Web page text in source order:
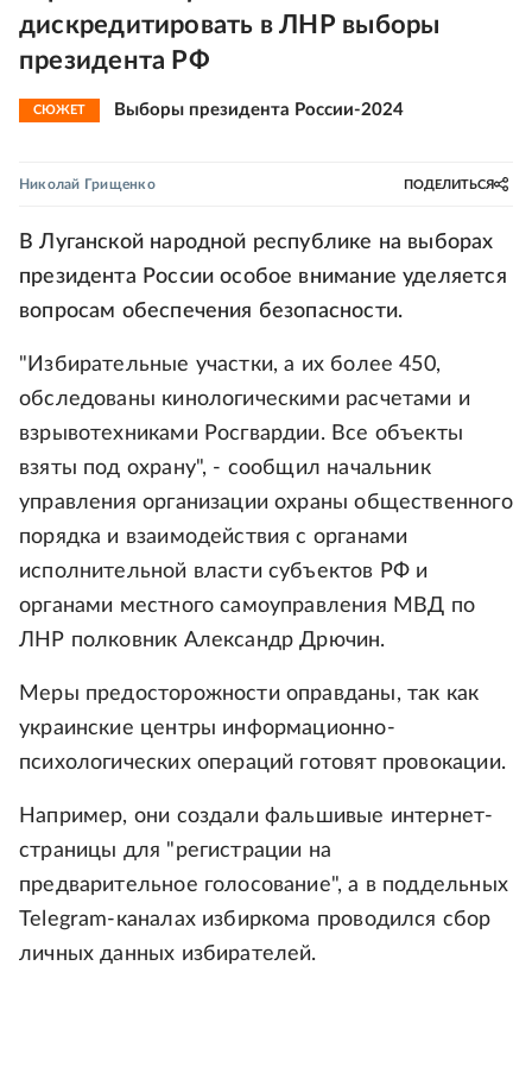
дискредитировать в ЛНР выборы
президента РФ
СЮЖЕТ Выборы президента России-2024
Николай Грищенко ПОДЕЛИТЬСЯ
В Луганской народной республике на выборах
президента России особое внимание уделяется
вопросам обеспечения безопасности.
"Избирательные участки, а их более 450,
обследованы кинологическими расчетами и
взрывотехниками Росгвардии. Все объекты
взяты под охрану", - сообщил начальник
управления организации охраны общественного
порядка и взаимодействия с органами
исполнительной власти субъектов РФ и
органами местного самоуправления МВД по
ЛНР полковник Александр Дрючин.
Меры предосторожности оправданы, так как
украинские центры информационно-
психологических операций готовят провокации.
Например, они создали фальшивые интернет-
страницы для "регистрации на
предварительное голосование", а в поддельных
Telegram-каналах избиркома проводился сбор
личных данных избирателей.